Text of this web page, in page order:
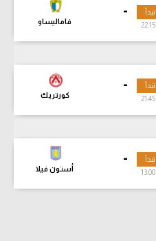
-
فاماليساو 22:15
-
كورتريك 21:45
-
أستون فيلا 13:00